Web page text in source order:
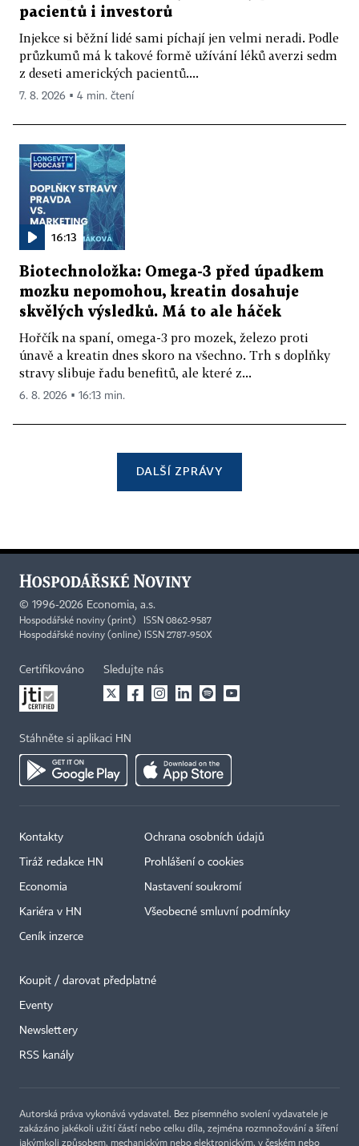
pacientů i investorů
Injekce si běžní lidé sami píchají jen velmi neradi. Podle
průzkumů má k takové formě užívání léků averzi sedm
z deseti amerických pacientů....
7. 8. 2026 ▪ 4 min. čtení
16:13
Biotechnoložka: Omega-3 před úpadkem
mozku nepomohou, kreatin dosahuje
skvělých výsledků. Má to ale háček
Hořčík na spaní, omega-3 pro mozek, železo proti
únavě a kreatin dnes skoro na všechno. Trh s doplňky
stravy slibuje řadu benefitů, ale které z...
6. 8. 2026 ▪ 16:13 min.
DALŠÍ ZPRÁVY
© 1996-2026 Economia, a.s.
Hospodářské noviny (print) ISSN 0862-9587
Hospodářské noviny (online) ISSN 2787-950X
Certifikováno Sledujte nás
Stáhněte si aplikaci HN
Kontakty
Tiráž redakce HN
Economia
Kariéra v HN
Ceník inzerce
Ochrana osobních údajů
Prohlášení o cookies
Nastavení soukromí
Všeobecné smluvní podmínky
Koupit / darovat předplatné
Eventy
Newslettery
RSS kanály
Autorská práva vykonává vydavatel. Bez písemného svolení vydavatele je
zakázáno jakékoli užití částí nebo celku díla, zejména rozmnožování a šíření
jakýmkoli způsobem, mechanickým nebo elektronickým, v českém nebo